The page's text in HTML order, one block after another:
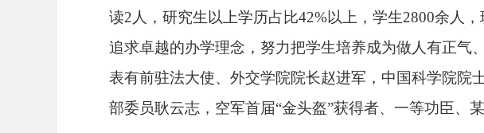
读2人，研究生以上学历占比42%以上，学生2800余人
追求卓越的办学理念，努力把学生培养成为做人有正气
表有前驻法大使、外交学院院长赵进军，中国科学院院
部委员耿云志，空军首届“金头盔”获得者、一等功臣、